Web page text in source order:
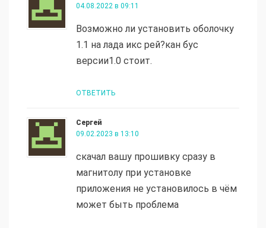
04.08.2022 в 09:11
Возможно ли установить оболочку
1.1 на лада икс рей?кан бус
версии1.0 стоит.
ОТВЕТИТЬ
Сергей
09.02.2023 в 13:10
скачал вашу прошивку сразу в
магнитолу при установке
приложения не установилось в чём
может быть проблема